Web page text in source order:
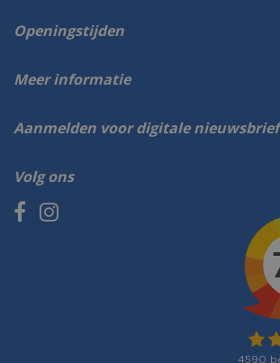
Volg ons
Openingstijden
Meer informatie
Aanmelden voor digitale nieuwsbrief